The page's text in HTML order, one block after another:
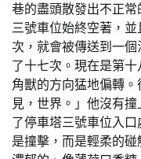
巷的盡頭散發出不正
三號車位始終空著，
次，就會被傳送到一個
了十七次。現在是第
角獸的方向猛地偏轉
見，世界。」他沒有
了停車塔三號車位入
是撞擊，而是輕柔的